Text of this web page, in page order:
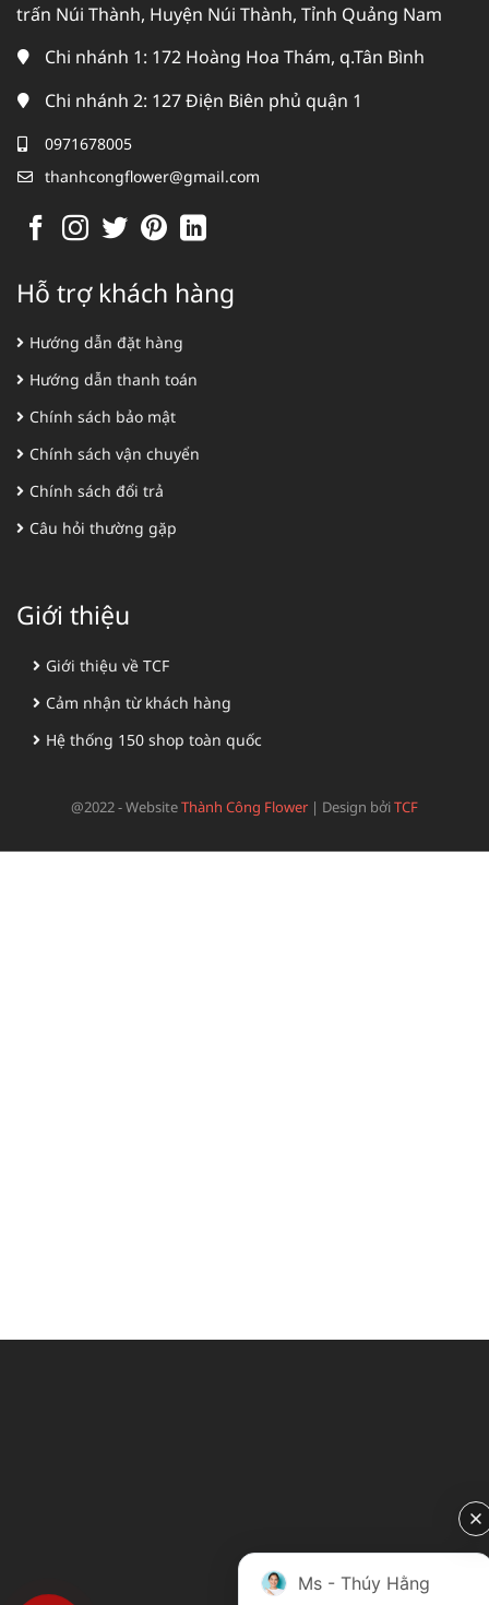
trấn Núi Thành, Huyện Núi Thành, Tỉnh Quảng Nam
Chi nhánh 1: 172 Hoàng Hoa Thám, q.Tân Bình
Chi nhánh 2: 127 Điện Biên phủ quận 1
0971678005
thanhcongflower@gmail.com
Hỗ trợ khách hàng
Hướng dẫn đặt hàng
Hướng dẫn thanh toán
Chính sách bảo mật
Chính sách vận chuyển
Chính sách đổi trả
Câu hỏi thường gặp
Giới thiệu
Giới thiệu về TCF
Cảm nhận từ khách hàng
Hệ thống 150 shop toàn quốc
@2022 - WebsiteThành Công Flower | Design bởiTCF
Ms - Thúy Hằng